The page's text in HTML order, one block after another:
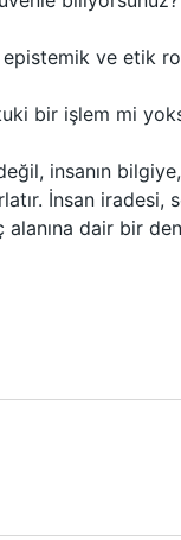
ve etik
bir işlem mi
insanın
İnsan
dair bir